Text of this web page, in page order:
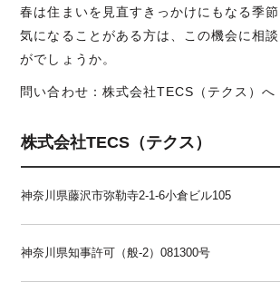
春は住まいを見直すきっかけにもなる季節
気になることがある方は、この機会に相
がでしょうか。
問い合わせ：株式会社TECS（テクス）へ
株式会社TECS（テクス）
神奈川県藤沢市弥勒寺2-1-6小倉ビル105
神奈川県知事許可（般-2）081300号